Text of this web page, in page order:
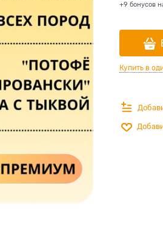
+9 бонусов
Купить в